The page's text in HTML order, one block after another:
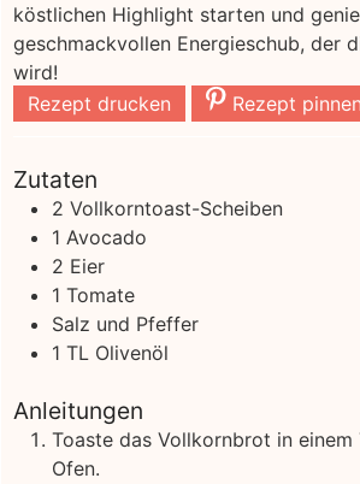
köstlichen Highlight starten und
geschmackvollen Energieschub, der
wird!
Rezept drucken
Rezept pinnen
Zutaten
2 Vollkorntoast-Scheiben
1 Avocado
2 Eier
1 Tomate
Salz und Pfeffer
1 TL Olivenöl
Anleitungen
Toaste das Vollkornbrot in einem
Ofen.